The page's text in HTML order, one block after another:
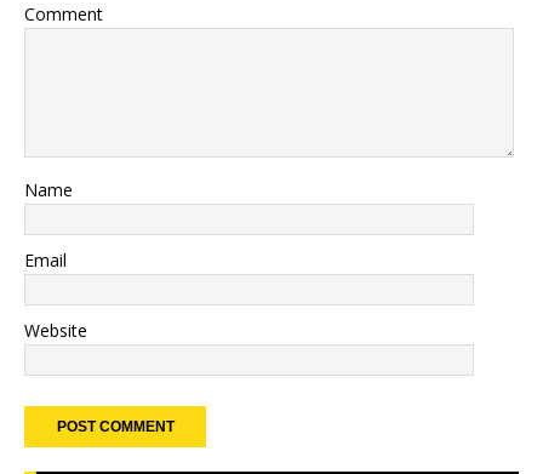
Comment
Name
Email
Website